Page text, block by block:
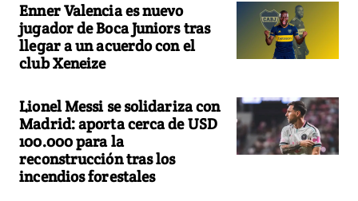
Enner Valencia es nuevo
jugador de Boca Juniors tras
llegar a un acuerdo con el
club Xeneize
Lionel Messi se solidariza con
Madrid: aporta cerca de USD
100.000 para la
reconstrucción tras los
incendios forestales